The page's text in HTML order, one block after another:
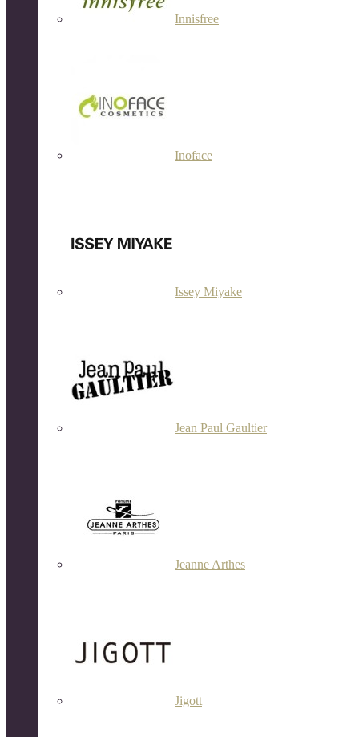
Innisfree
Inoface
Issey Miyake
Jean Paul Gaultier
Jeanne Arthes
Jigott